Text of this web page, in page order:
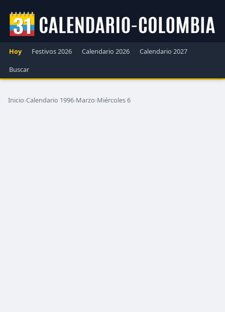
Hoy Festivos 2026 Calendario 2026
Calendario 2027
Buscar
Inicio›Calendario 1996›Marzo›Miércoles 6